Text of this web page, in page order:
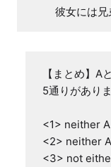
彼女には兄
【まとめ】A
5通りがありま
<1> neither
<2> neither
<3> not